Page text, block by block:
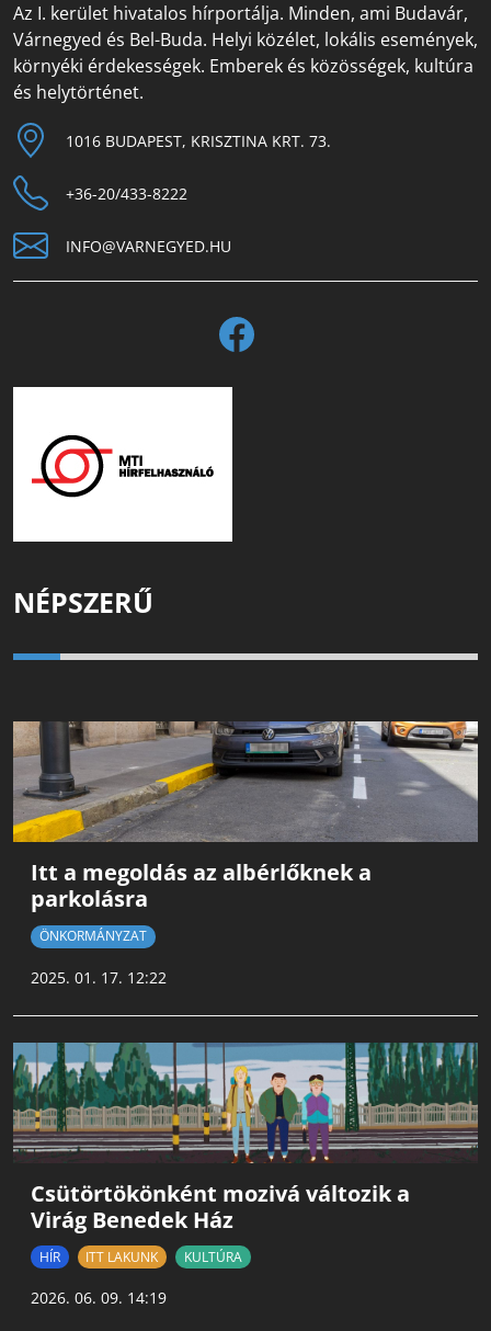
Az I. kerület hivatalos hírportálja. Minden, ami Budavár,
Várnegyed és Bel-Buda. Helyi közélet, lokális események,
környéki érdekességek. Emberek és közösségek, kultúra
és helytörténet.
1016 BUDAPEST, KRISZTINA KRT. 73.
+36-20/433-8222
INFO@VARNEGYED.HU
NÉPSZERŰ
Itt a megoldás az albérlőknek a
parkolásra
ÖNKORMÁNYZAT
2025. 01. 17. 12:22
Csütörtökönként mozivá változik a
Virág Benedek Ház
HÍR ITT LAKUNK KULTÚRA
2026. 06. 09. 14:19